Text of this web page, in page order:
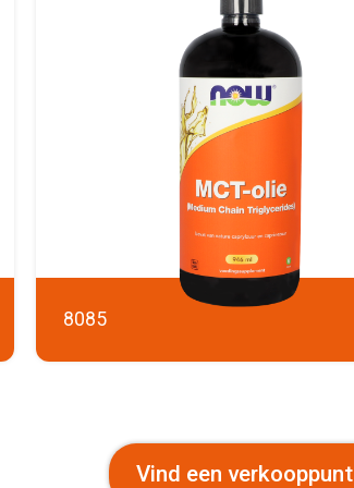
8085
Vind een verkooppunt